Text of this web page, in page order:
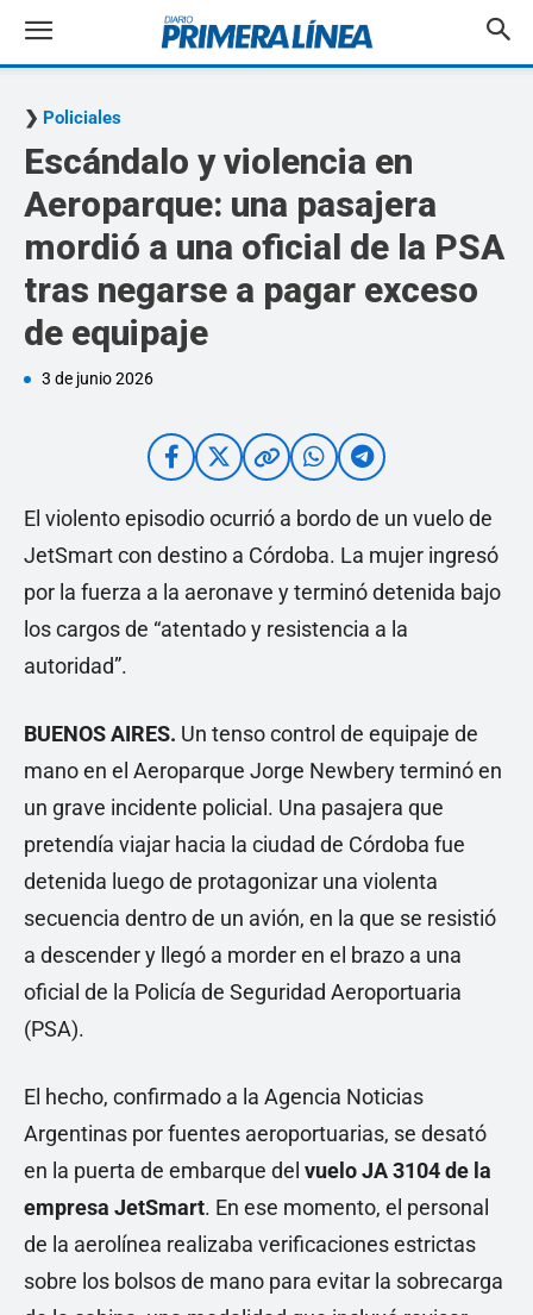
Policiales
Escándalo y violencia en
Aeroparque: una pasajera
mordió a una oficial de la PSA
tras negarse a pagar exceso
de equipaje
3 de junio 2026
El violento episodio ocurrió a bordo de un vuelo de
JetSmart con destino a Córdoba. La mujer ingresó
por la fuerza a la aeronave y terminó detenida bajo
los cargos de “atentado y resistencia a la
autoridad”.
BUENOS AIRES. Un tenso control de equipaje de
mano en el Aeroparque Jorge Newbery terminó en
un grave incidente policial. Una pasajera que
pretendía viajar hacia la ciudad de Córdoba fue
detenida luego de protagonizar una violenta
secuencia dentro de un avión, en la que se resistió
a descender y llegó a morder en el brazo a una
oficial de la Policía de Seguridad Aeroportuaria
(PSA).
El hecho, confirmado a la Agencia Noticias
Argentinas por fuentes aeroportuarias, se desató
en la puerta de embarque del vuelo JA 3104 de la
empresa JetSmart. En ese momento, el personal
de la aerolínea realizaba verificaciones estrictas
sobre los bolsos de mano para evitar la sobrecarga